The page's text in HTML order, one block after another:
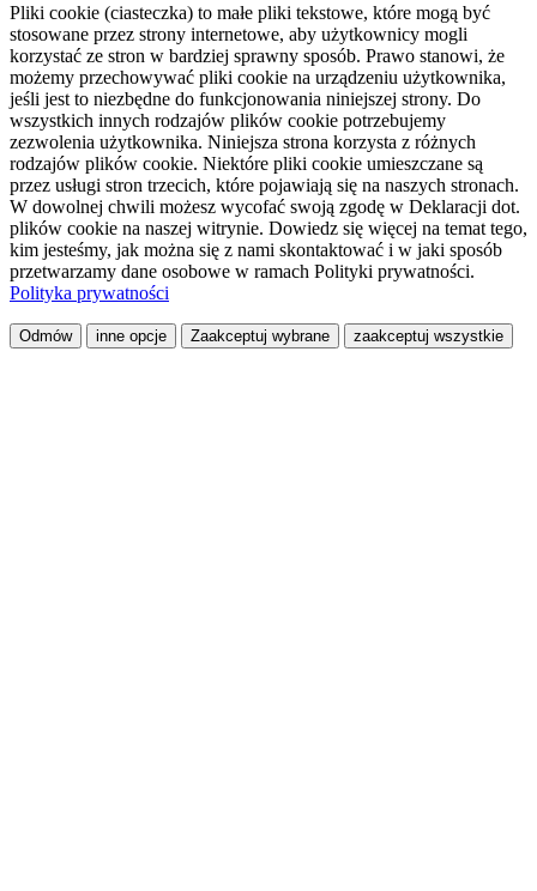
Pliki cookie (ciasteczka) to małe pliki tekstowe, które mogą być
stosowane przez strony internetowe, aby użytkownicy mogli
korzystać ze stron w bardziej sprawny sposób. Prawo stanowi, że
możemy przechowywać pliki cookie na urządzeniu użytkownika,
jeśli jest to niezbędne do funkcjonowania niniejszej strony. Do
wszystkich innych rodzajów plików cookie potrzebujemy
zezwolenia użytkownika. Niniejsza strona korzysta z różnych
rodzajów plików cookie. Niektóre pliki cookie umieszczane są
przez usługi stron trzecich, które pojawiają się na naszych stronach.
W dowolnej chwili możesz wycofać swoją zgodę w Deklaracji dot.
plików cookie na naszej witrynie. Dowiedz się więcej na temat tego,
kim jesteśmy, jak można się z nami skontaktować i w jaki sposób
przetwarzamy dane osobowe w ramach Polityki prywatności.
Polityka prywatności
Odmów inne opcje Zaakceptuj wybrane zaakceptuj wszystkie